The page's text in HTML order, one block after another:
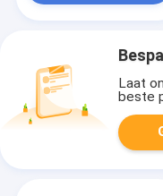
Laat
beste